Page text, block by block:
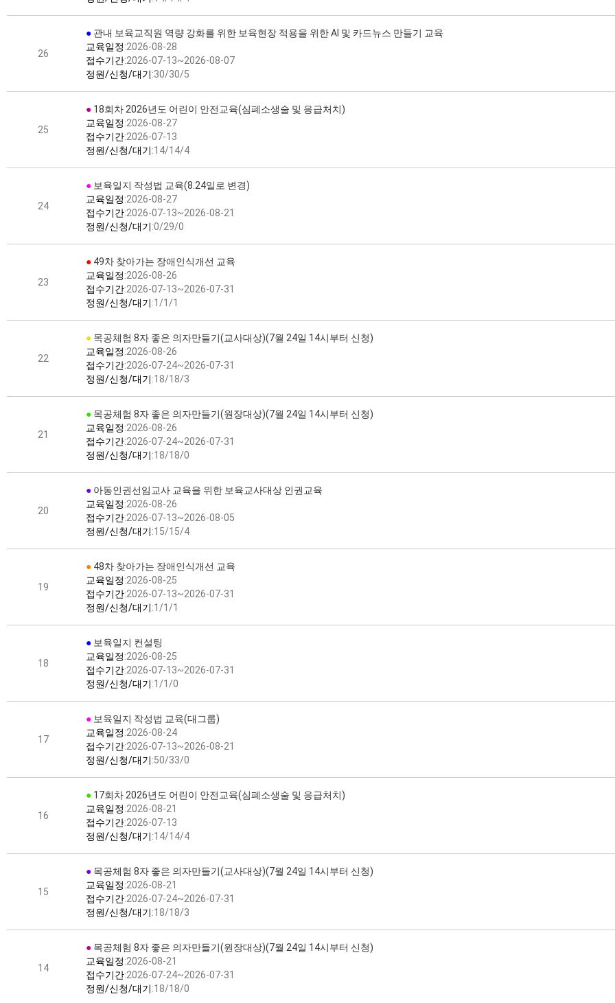
26
● 관내 보육교직원 역량 강화를 위한 보육현장 적용을 위한 AI 및 카드뉴스 만들기 교육
교육일정:2026-08-28
접수기간:2026-07-13~2026-08-07
정원/신청/대기:30/30/5
25
● 18회차 2026년도 어린이 안전교육(심폐소생술 및 응급처치)
교육일정:2026-08-27
접수기간:2026-07-13
정원/신청/대기:14/14/4
24
● 보육일지 작성법 교육(8.24일로 변경)
교육일정:2026-08-27
접수기간:2026-07-13~2026-08-21
정원/신청/대기:0/29/0
23
● 49차 찾아가는 장애인식개선 교육
교육일정:2026-08-26
접수기간:2026-07-13~2026-07-31
정원/신청/대기:1/1/1
22
● 목공체험 8자 좋은 의자만들기(교사대상)(7월 24일 14시부터 신청)
교육일정:2026-08-26
접수기간:2026-07-24~2026-07-31
정원/신청/대기:18/18/3
21
● 목공체험 8자 좋은 의자만들기(원장대상)(7월 24일 14시부터 신청)
교육일정:2026-08-26
접수기간:2026-07-24~2026-07-31
정원/신청/대기:18/18/0
20
● 아동인권선임교사 교육을 위한 보육교사대상 인권교육
교육일정:2026-08-26
접수기간:2026-07-13~2026-08-05
정원/신청/대기:15/15/4
19
● 48차 찾아가는 장애인식개선 교육
교육일정:2026-08-25
접수기간:2026-07-13~2026-07-31
정원/신청/대기:1/1/1
18
● 보육일지 컨설팅
교육일정:2026-08-25
접수기간:2026-07-13~2026-07-31
정원/신청/대기:1/1/0
17
● 보육일지 작성법 교육(대그룹)
교육일정:2026-08-24
접수기간:2026-07-13~2026-08-21
정원/신청/대기:50/33/0
16
● 17회차 2026년도 어린이 안전교육(심폐소생술 및 응급처치)
교육일정:2026-08-21
접수기간:2026-07-13
정원/신청/대기:14/14/4
15
● 목공체험 8자 좋은 의자만들기(교사대상)(7월 24일 14시부터 신청)
교육일정:2026-08-21
접수기간:2026-07-24~2026-07-31
정원/신청/대기:18/18/3
14
● 목공체험 8자 좋은 의자만들기(원장대상)(7월 24일 14시부터 신청)
교육일정:2026-08-21
접수기간:2026-07-24~2026-07-31
정원/신청/대기:18/18/0